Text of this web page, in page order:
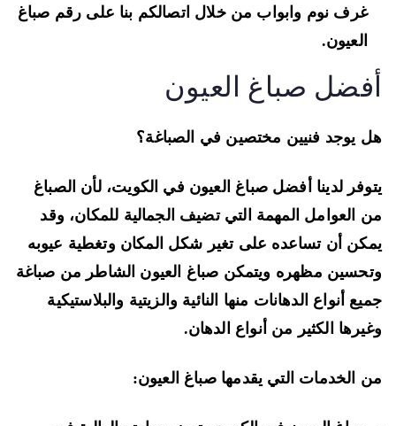
غرف نوم وابواب من خلال اتصالكم بنا على رقم صباغ
العيون.
صباغ العيون
يوجد فنيين مختصين في الصباغة؟
لدينا أفضل صباغ العيون في الكويت، لأن الصباغ
العوامل المهمة التي تضيف الجمالية للمكان، وقد
أن تساعده على تغير شكل المكان وتغطية عيوبه
مظهره ويتمكن صباغ العيون الشاطر من صباغة
أنواع الدهانات منها النائية والزيتية والبلاستيكية
الكثير من أنواع الدهان.
الخدمات التي يقدمها صباغ العيون: